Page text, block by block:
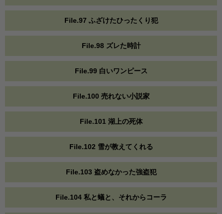
File.97 ふざけたひったくり犯
File.98 ズレた時計
File.99 白いワンピース
File.100 売れない小説家
File.101 湖上の死体
File.102 雪が教えてくれる
File.103 盗めなかった強盗犯
File.104 私と蟻と、それからコーラ